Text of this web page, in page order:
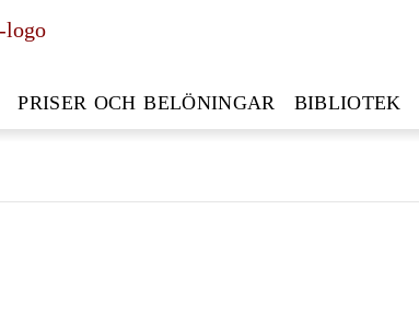
PRISER OCH BELÖNINGAR BIBLIOTEK